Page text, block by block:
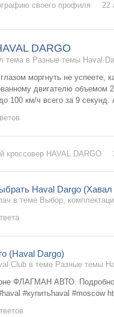
своего профиля 22
DARGO
тема в Разные темы Haval
моргнуть не успеете,
двигателю
100 км/ч всего за 9
кроссовер HAVAL DARGO
Haval Dargo (Хавал
в теме Выбор,
(Haval Dargo)
Club в теме Разные темы
ФЛАГМАН АВТО.
#купитьhaval #moscow